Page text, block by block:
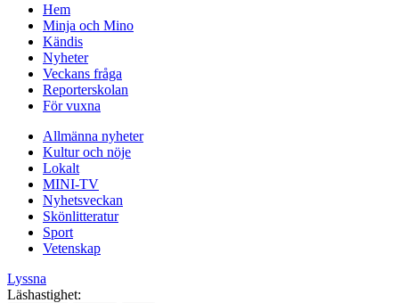
Hem
Minja och Mino
Kändis
Nyheter
Veckans fråga
Reporterskolan
För vuxna
Allmänna nyheter
Kultur och nöje
Lokalt
MINI-TV
Nyhetsveckan
Skönlitteratur
Sport
Vetenskap
Lyssna
Läshastighet: